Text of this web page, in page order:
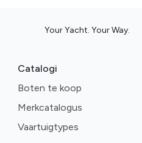
Your Yacht. Your Way.
Catalogi
Boten te koop
Merkcatalogus
Vaartuigtypes